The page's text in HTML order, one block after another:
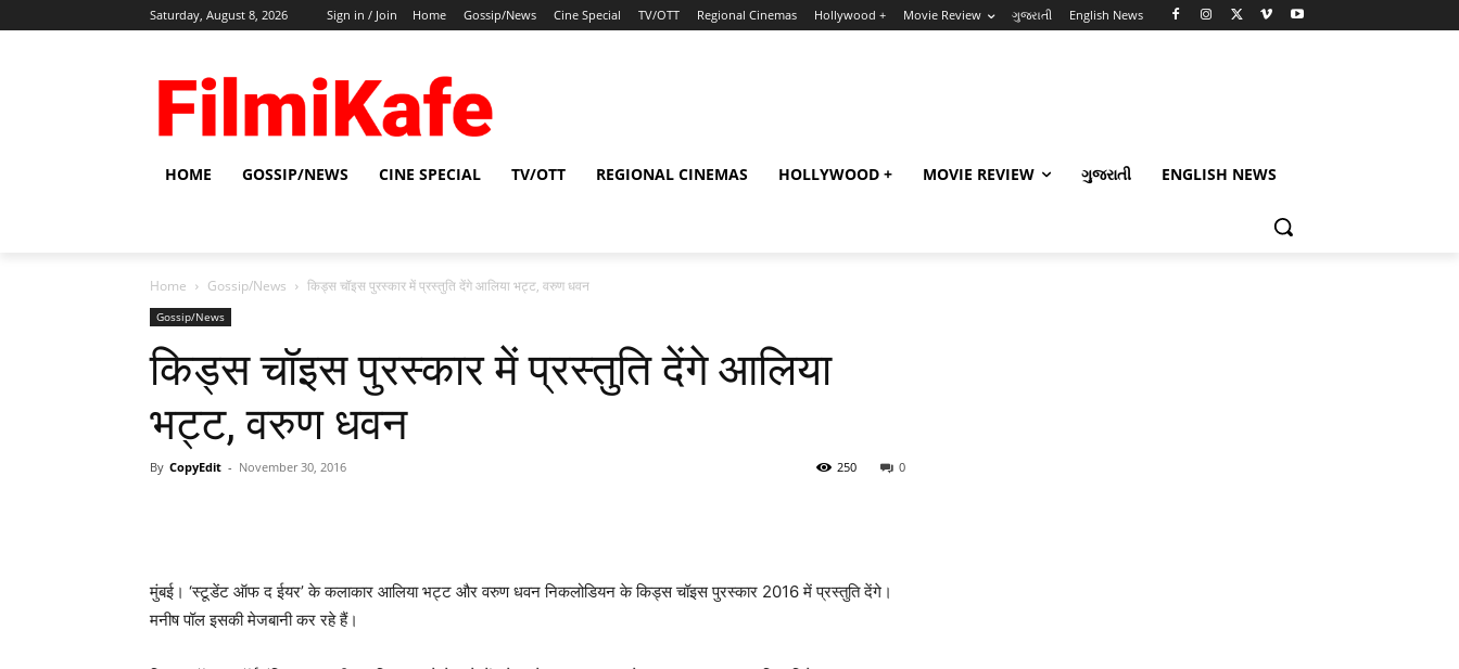
Saturday, August 8, 2026 Sign in / Join Home Gossip/News Cine Special TV/OTT Regional Cinemas Hollywood + Movie Review ગુજરાતી English News
HOME GOSSIP/NEWS CINE SPECIAL TV/OTT REGIONAL CINEMAS HOLLYWOOD + MOVIE REVIEW ગુજરાતી ENGLISH NEWS
Home Gossip/News किड्स चॉइस पुरस्कार में प्रस्तुति देंगे आलिया भट्ट, वरुण धवन
Gossip/News
किड्स चॉइस पुरस्कार में प्रस्तुति देंगे आलिया
भट्ट, वरुण धवन
By CopyEdit - November 30, 2016 0
250
मुंबई। ‘स्टूडेंट ऑफ द ईयर’ के कलाकार आलिया भट्ट और वरुण धवन निकलोडियन के किड्स चॉइस पुरस्कार 2016 में प्रस्तुति देंगे।
मनीष पॉल इसकी मेजबानी कर रहे हैं।